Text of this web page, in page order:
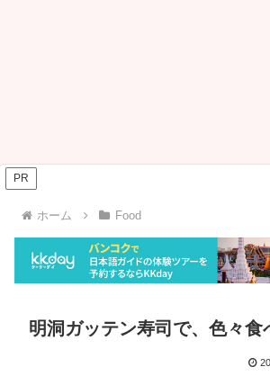
PR
ホーム Food
明洞ガッテン寿司で、色々食